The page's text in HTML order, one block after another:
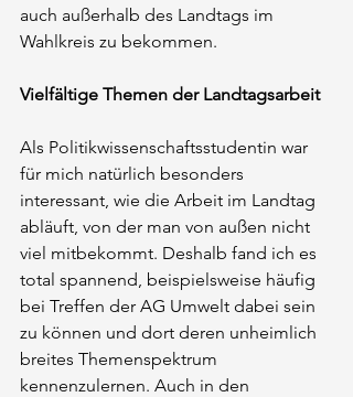
auch außerhalb des Landtags im
Wahlkreis zu bekommen.
Vielfältige Themen der Landtagsarbeit
Als Politikwissenschaftsstudentin war
für mich natürlich besonders
interessant, wie die Arbeit im Landtag
abläuft, von der man von außen nicht
viel mitbekommt. Deshalb fand ich es
total spannend, beispielsweise häufig
bei Treffen der AG Umwelt dabei sein
zu können und dort deren unheimlich
breites Themenspektrum
kennenzulernen. Auch in den